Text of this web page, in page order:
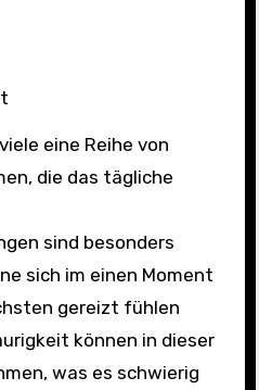
eine Reihe von
die das tägliche
sind besonders
sich im einen Moment
gereizt fühlen
können in dieser
was es schwierig